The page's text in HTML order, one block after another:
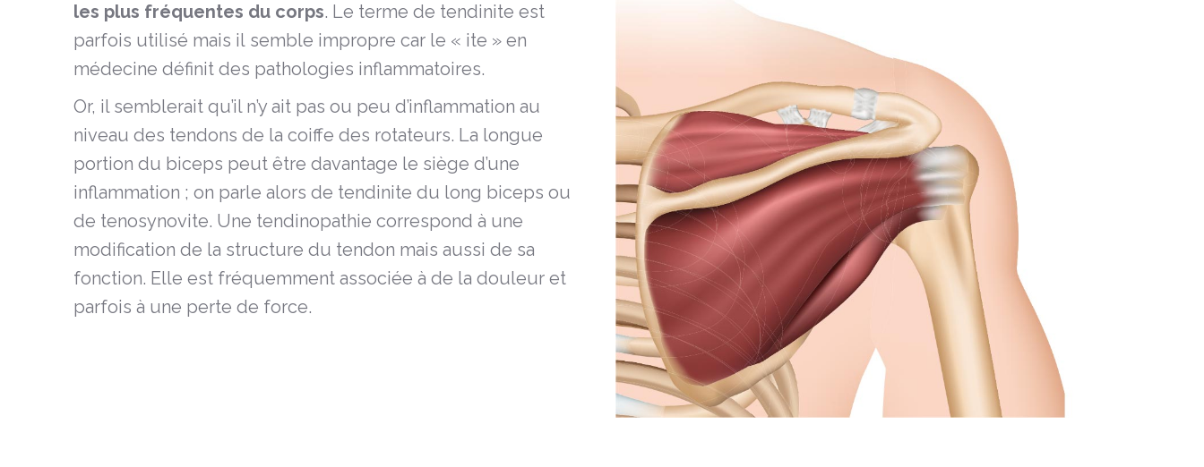
les plus fréquentes du corps. Le terme de tendinite est
parfois utilisé mais il semble impropre car le « ite » en
médecine définit des pathologies inflammatoires.
Or, il semblerait qu’il n’y ait pas ou peu d’inflammation au
niveau des tendons de la coiffe des rotateurs. La longue
portion du biceps peut être davantage le siège d’une
inflammation ; on parle alors de tendinite du long biceps ou
de tenosynovite. Une tendinopathie correspond à une
modification de la structure du tendon mais aussi de sa
fonction. Elle est fréquemment associée à de la douleur et
parfois à une perte de force.